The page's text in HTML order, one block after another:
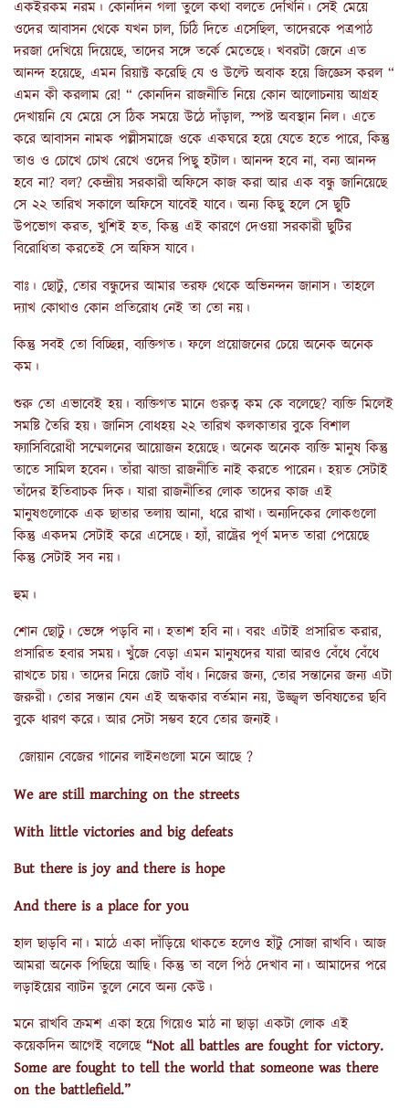
একইরকম নরম। কোনদিন গলা তুলে কথা বলতে দেখিনি। সেই মেয়ে
ওদের আবাসন থেকে যখন চাল, চিঠি দিতে এসেছিল, তাদেরকে পত্রপাঠ
দরজা দেখিয়ে দিয়েছে, তাদের সঙ্গে তর্কে মেতেছে। খবরটা জেনে এত
আনন্দ হয়েছে, এমন রিয়াক্ট করেছি যে ও উল্টে অবাক হয়ে জিজ্ঞেস করল “
এমন কী করলাম রে! “ কোনদিন রাজনীতি নিয়ে কোন আলোচনায় আগ্রহ
দেখায়নি যে মেয়ে সে ঠিক সময়ে উঠে দাঁড়াল, স্পষ্ট অবস্থান নিল। এতে
করে আবাসন নামক পল্লীসমাজে ওকে একঘরে হয়ে যেতে হতে পারে, কিন্তু
তাও ও চোখে চোখ রেখে ওদের পিছু হটাল। আনন্দ হবে না, বন্য আনন্দ
হবে না? বল? কেন্দ্রীয় সরকারী অফিসে কাজ করা আর এক বন্ধু জানিয়েছে
সে ২২ তারিখ সকালে অফিসে যাবেই যাবে। অন্য কিছু হলে সে ছুটি
উপভোগ করত, খুশিই হত, কিন্তু এই কারণে দেওয়া সরকারী ছুটির
বিরোধিতা করতেই সে অফিস যাবে।
বাঃ। ছোটু, তোর বন্ধুদের আমার তরফ থেকে অভিনন্দন জানাস। তাহলে
দ্যাখ কোথাও কোন প্রতিরোধ নেই তা তো নয়।
কিন্তু সবই তো বিচ্ছিন্ন, ব্যক্তিগত। ফলে প্রয়োজনের চেয়ে অনেক অনেক
কম।
শুরু তো এভাবেই হয়। ব্যক্তিগত মানে গুরুত্ব কম কে বলেছে? ব্যক্তি মিলেই
সমষ্টি তৈরি হয়। জানিস বোধহয় ২২ তারিখ কলকাতার বুকে বিশাল
ফ্যাসিবিরোধী সম্মেলনের আয়োজন হয়েছে। অনেক অনেক ব্যক্তি মানুষ কিন্তু
তাতে সামিল হবেন। তাঁরা ঝান্ডা রাজনীতি নাই করতে পারেন। হয়ত সেটাই
তাঁদের ইতিবাচক দিক। যারা রাজনীতির লোক তাদের কাজ এই
মানুষগুলোকে এক ছাতার তলায় আনা, ধরে রাখা। অন্যদিকের লোকগুলো
কিন্তু একদম সেটাই করে এসেছে। হ্যাঁ, রাষ্ট্রের পূর্ণ মদত তারা পেয়েছে
কিন্তু সেটাই সব নয়।
হুম।
শোন ছোটু। ভেঙ্গে পড়বি না। হতাশ হবি না। বরং এটাই প্রসারিত করার,
প্রসারিত হবার সময়। খুঁজে বেড়া এমন মানুষদের যারা আরও বেঁধে বেঁধে
রাখতে চায়। তাদের নিয়ে জোট বাঁধ। নিজের জন্য, তোর সন্তানের জন্য এটা
জরুরী। তোর সন্তান যেন এই অন্ধকার বর্তমান নয়, উজ্জ্বল ভবিষ্যতের ছবি
বুকে ধারণ করে। আর সেটা সম্ভব হবে তোর জন্যই।
জোয়ান বেজের গানের লাইনগুলো মনে আছে ?
We are still marching on the streets
With little victories and big defeats
But there is joy and there is hope
And there is a place for you
হাল ছাড়বি না। মাঠে একা দাঁড়িয়ে থাকতে হলেও হাঁটু সোজা রাখবি। আজ
আমরা অনেক পিছিয়ে আছি। কিন্তু তা বলে পিঠ দেখাব না। আমাদের পরে
লড়াইয়ের ব্যাটন তুলে নেবে অন্য কেউ।
মনে রাখবি ক্রমশ একা হয়ে গিয়েও মাঠ না ছাড়া একটা লোক এই
কয়েকদিন আগেই বলেছে “Not all battles are fought for victory.
Some are fought to tell the world that someone was there
on the battlefield.”